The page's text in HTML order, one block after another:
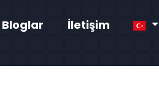
Bloglar İletişim